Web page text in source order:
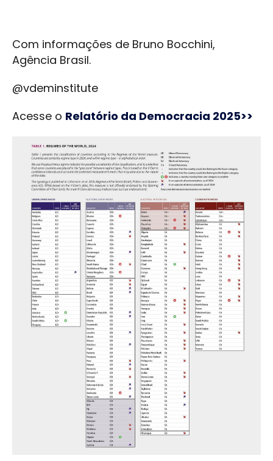
Com informações de Bruno Bocchini,
Agência Brasil.
@vdeminstitute
Acesse o Relatório da Democracia 2025>>